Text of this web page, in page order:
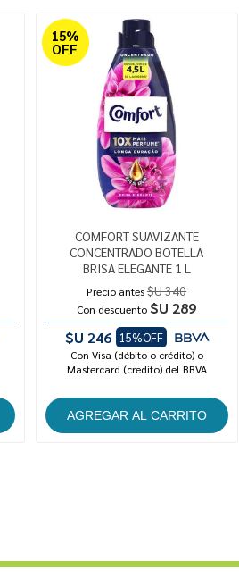
15%
OFF
COMFORT SUAVIZANTE
CONCENTRADO BOTELLA
BRISA ELEGANTE 1 L
Precio antes$U 340
Con descuento $U 289
$U 246 15%OFF
Con Visa (débito o crédito) o
Mastercard (credito) del BBVA